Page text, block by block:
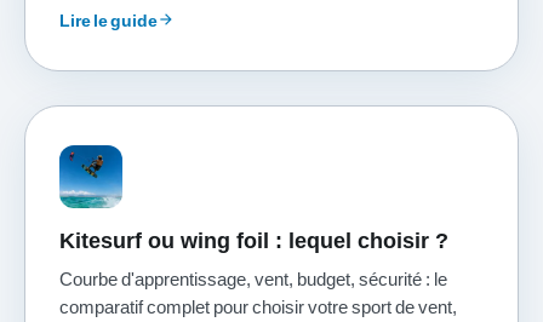
Lire le guidearrow_forward
Kitesurf ou wing foil : lequel choisir ?
Courbe d'apprentissage, vent, budget, sécurité : le
comparatif complet pour choisir votre sport de vent,